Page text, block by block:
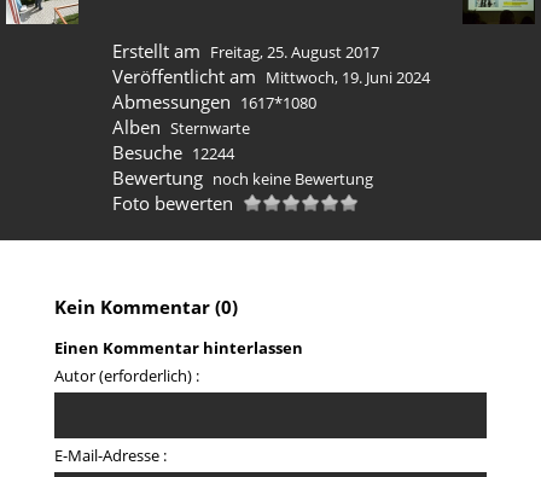
Erstellt am Freitag, 25. August 2017
Veröffentlicht am Mittwoch, 19. Juni 2024
Abmessungen 1617*1080
Alben Sternwarte
Besuche 12244
Bewertung noch keine Bewertung
Foto bewerten
Kein Kommentar (0)
Einen Kommentar hinterlassen
Autor (erforderlich) :
E-Mail-Adresse :